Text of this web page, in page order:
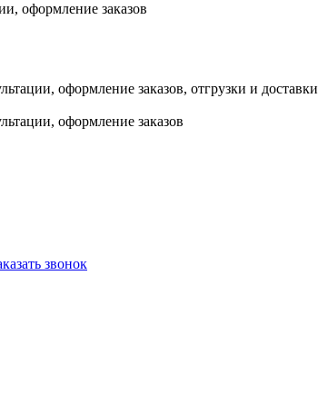
оформление заказов
оформление заказов, отгрузки и доставки
оформление заказов
звонок